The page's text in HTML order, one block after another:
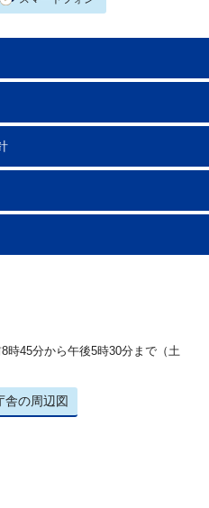
45分から午後5時30分まで（土
舎の周辺図